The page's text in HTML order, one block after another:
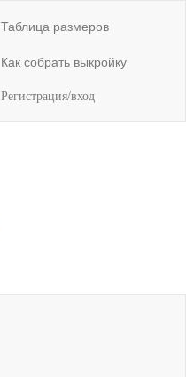
Таблица размеров
Как собрать выкройку
Регистрация/вход